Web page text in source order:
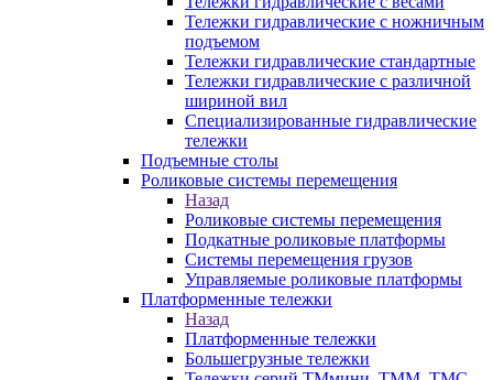
Тележки гидравлические с ножничным
подъемом
Тележки гидравлические стандартные
Тележки гидравлические с различной
шириной вил
Специализированные гидравлические
тележки
Подъемные столы
Роликовые системы перемещения
Назад
Роликовые системы перемещения
Подкатные роликовые платформы
Системы перемещения грузов
Управляемые роликовые платформы
Платформенные тележки
Назад
Платформенные тележки
Большегрузные тележки